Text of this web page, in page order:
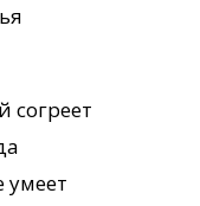
согреет
умеет